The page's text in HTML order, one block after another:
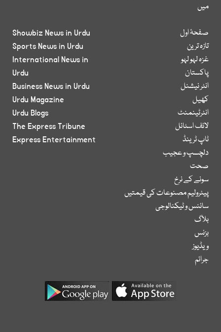
میں
صفحۂ اول
تازہ ترین
غزہ لہو لہو
پاکستان
انٹر نیشنل
کھیل
انٹرٹینمنٹ
لائف اسٹائل
ٹاپ ٹرینڈ
دلچسپ و عجیب
صحت
سونے کے نرخ
پیٹرولیم مصنوعات کی قیمتیں
سائنس و ٹیکنالوجی
بلاگ
بزنس
ویڈیوز
جرائم
Showbiz News in Urdu
Sports News in Urdu
International News in
Urdu
Business News in Urdu
Urdu Magazine
Urdu Blogs
The Express Tribune
Express Entertainment